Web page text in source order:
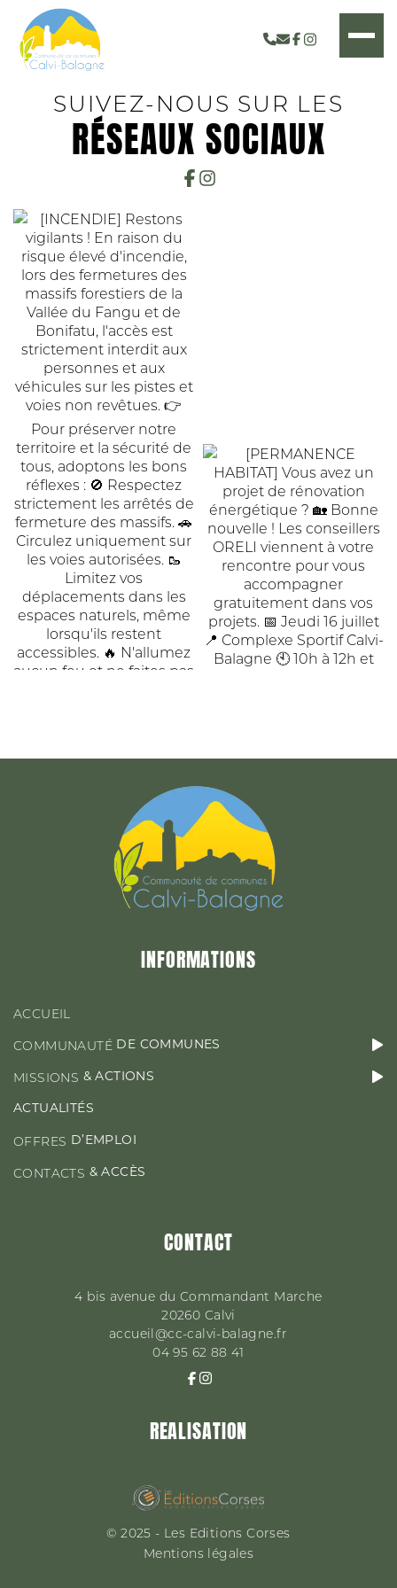
ACCUEIL
COMMUNAUTÉDE
MISSIONS&
ACTIONS
ACTUALITÉS
OFFRES
SUIVEZ-NOUS SUR LES
RÉSEAUX SOCIAUX
INFORMATIONS
ACCUEIL
COMMUNAUTÉ DE COMMUNES
MISSIONS & ACTIONS
ACTUALITÉS
OFFRES D’EMPLOI
CONTACTS & ACCÈS
CONTACT
4 bis avenue du Commandant Marche
20260 Calvi
accueil@cc-calvi-balagne.fr
04 95 62 88 41
REALISATION
© 2025 - Les Editions Corses
Mentions légales